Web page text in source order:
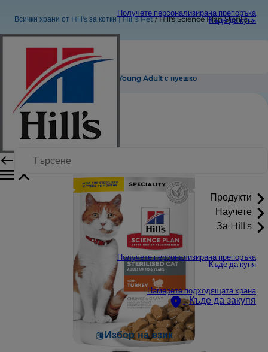
Получете персонализирана препоръка
Къде да купя
Продукти
Научете
За Hill's
Получете персонализирана препоръка
Къде да купя
Намерете подходящата храна
Къде да закупя
Избор на език
Всички храни от Hill's за котки | Hill's Pet Hill's Science Plan Sterilised Cat Young Adult с пуешко
Hill's Science Plan Sterilised Cat Young Adult с пуешко